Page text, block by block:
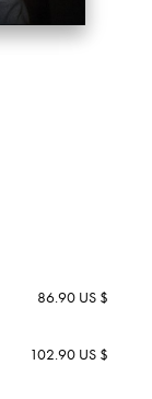
86.90 US $
102.90 US $